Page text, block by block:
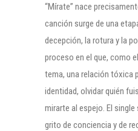
“Mírate” nace
canción surge de una
decepción, la rotura y la
proceso en el que, como
tema, una relación tóxica
identidad, olvidar quién
mirarte al espejo. El
grito de conciencia y de